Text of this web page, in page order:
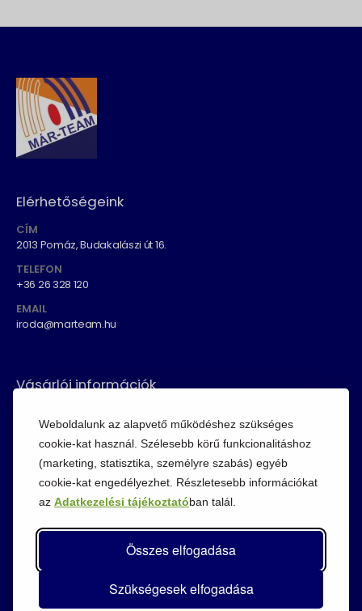
Weboldalunk az alapvető működéshez szükséges
cookie-kat használ. Szélesebb körű funkcionalitáshoz
(marketing, statisztika, személyre szabás) egyéb
cookie-kat engedélyezhet. Részletesebb információkat
az Adatkezelési tájékoztatóban talál.
Összes elfogadása
Szükségesek elfogadása
Elérhetőségeink
CÍM
2013 Pomáz, Budakalászi út 16.
TELEFON
+36 26 328 120
EMAIL
iroda@marteam.hu
Vásárlói információk
Fizetési módok
Adatvédelem
Cookie szabályzat